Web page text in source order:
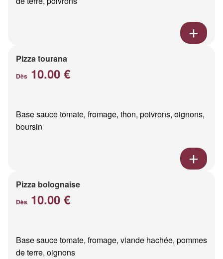
Pizza tourana
Dès 10.00 €
Base sauce tomate, fromage, thon, poivrons, oignons,
boursin
Pizza bolognaise
Dès 10.00 €
Base sauce tomate, fromage, viande hachée, pommes
de terre, oignons